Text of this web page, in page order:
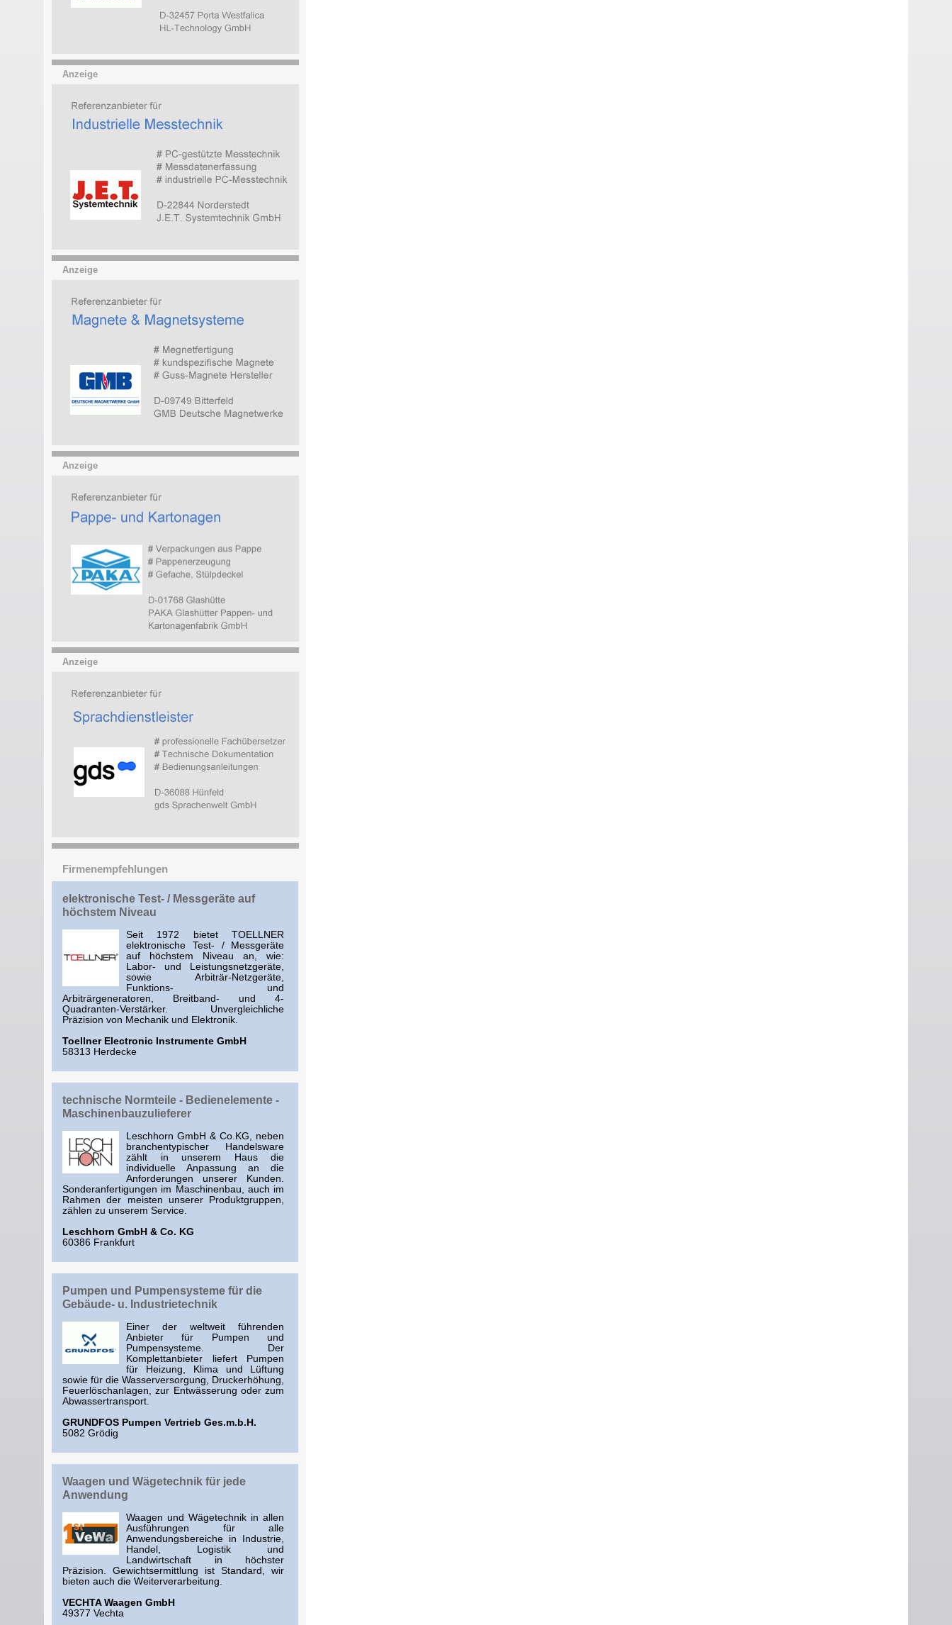
Anzeige
Anzeige
Anzeige
Anzeige
Firmenempfehlungen
elektronische Test- / Messgeräte auf
höchstem Niveau
Seit 1972 bietet TOELLNER
elektronische Test- / Messgeräte
auf höchstem Niveau an, wie:
Labor- und Leistungsnetzgeräte,
sowie Arbiträr-Netzgeräte,
Funktions- und
Arbiträrgeneratoren, Breitband- und 4-
Quadranten-Verstärker. Unvergleichliche
Präzision von Mechanik und Elektronik.
Toellner Electronic Instrumente GmbH
58313 Herdecke
technische Normteile - Bedienelemente -
Maschinenbauzulieferer
Leschhorn GmbH & Co.KG, neben
branchentypischer Handelsware
zählt in unserem Haus die
individuelle Anpassung an die
Anforderungen unserer Kunden.
Sonderanfertigungen im Maschinenbau, auch im
Rahmen der meisten unserer Produktgruppen,
zählen zu unserem Service.
Leschhorn GmbH & Co. KG
60386 Frankfurt
Pumpen und Pumpensysteme für die
Gebäude- u. Industrietechnik
Einer der weltweit führenden
Anbieter für Pumpen und
Pumpensysteme. Der
Komplettanbieter liefert Pumpen
für Heizung, Klima und Lüftung
sowie für die Wasserversorgung, Druckerhöhung,
Feuerlöschanlagen, zur Entwässerung oder zum
Abwassertransport.
GRUNDFOS Pumpen Vertrieb Ges.m.b.H.
5082 Grödig
Waagen und Wägetechnik für jede
Anwendung
Waagen und Wägetechnik in allen
Ausführungen für alle
Anwendungsbereiche in Industrie,
Handel, Logistik und
Landwirtschaft in höchster
Präzision. Gewichtsermittlung ist Standard, wir
bieten auch die Weiterverarbeitung.
VECHTA Waagen GmbH
49377 Vechta